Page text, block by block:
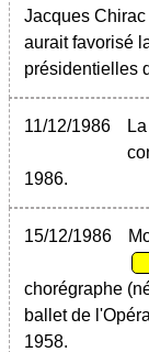
Jacques
aurait favorisé
présidentielles
11/12/1986 La
1986.
15/12/1986
chorégraphe
ballet de
1958.